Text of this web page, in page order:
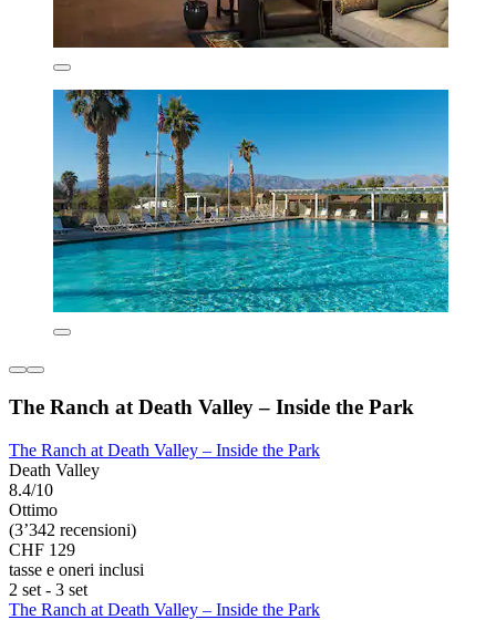
The Ranch at Death Valley – Inside the Park
The Ranch at Death Valley – Inside the Park
Death Valley
8.4/10
Ottimo
(3’342 recensioni)
CHF 129
tasse e oneri inclusi
2 set - 3 set
The Ranch at Death Valley – Inside the Park